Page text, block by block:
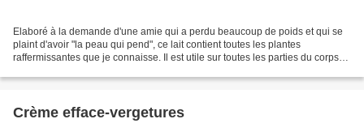
Elaboré à la demande d'une amie qui a perdu beaucoup de poids et qui se
plaint d'avoir "la peau qui pend", ce lait contient toutes les plantes
raffermissantes que je connaisse. Il est utile sur toutes les parties du corps
Crème efface-vergetures